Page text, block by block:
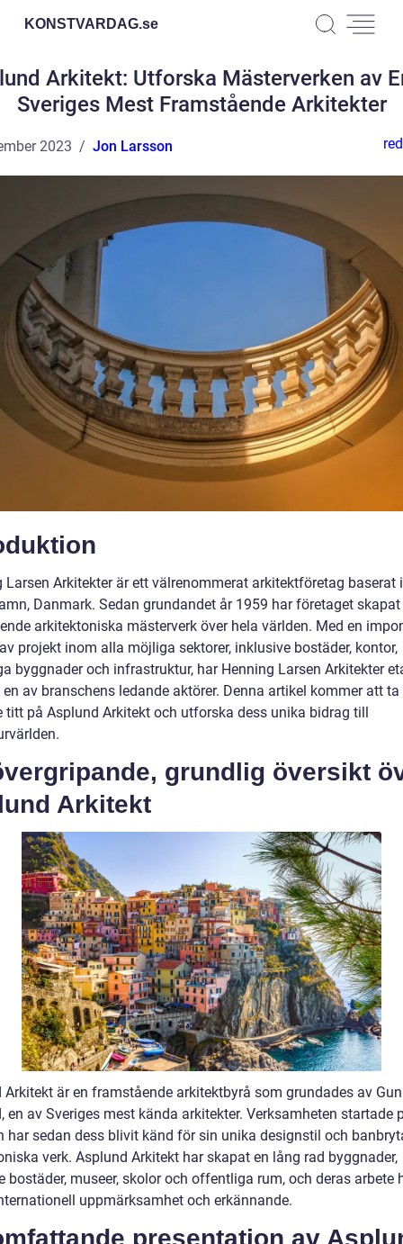
KONSTVARDAG.se
Arkitekt: Utforska Mästerverken av
Sveriges Mest Framstående Arkitekter
2023 Jon Larsson
Larsen Arkitekter är ett välrenommerat arkitektföretag baserat i
Danmark. Sedan grundandet år 1959 har företaget skapat
arkitektoniska mästerverk över hela världen. Med en
projekt inom alla möjliga sektorer, inklusive bostäder, kontor,
byggnader och infrastruktur, har Henning Larsen Arkitekter
av branschens ledande aktörer. Denna artikel kommer att ta
titt på Asplund Arkitekt och utforska dess unika bidrag till
grundlig översikt
Arkitekt
Arkitekt är en framstående arkitektbyrå som grundades av
en av Sveriges mest kända arkitekter. Verksamheten startade
har sedan dess blivit känd för sin unika designstil och
verk. Asplund Arkitekt har skapat en lång rad byggnader,
bostäder, museer, skolor och offentliga rum, och deras arbete
uppmärksamhet och erkännande.
presentation av